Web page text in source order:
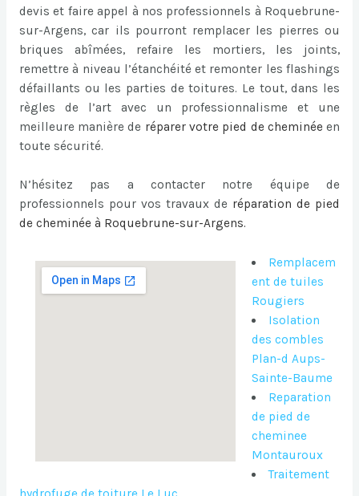
devis et faire appel à nos professionnels à Roquebrune-
sur-Argens, car ils pourront remplacer les pierres ou
briques abîmées, refaire les mortiers, les joints,
remettre à niveau l’étanchéité et remonter les flashings
défaillants ou les parties de toitures. Le tout, dans les
règles de l’art avec un professionnalisme et une
meilleure manière de réparer votre pied de cheminéeen
toute sécurité.
N’hésitez pas a contacter notre équipe de
professionnels pour vos travaux de réparation de pied
de cheminée à Roquebrune-sur-Argens.
Remplacem
ent de tuiles
Rougiers
Isolation
des combles
Plan-d Aups-
Sainte-Baume
Reparation
de pied de
cheminee
Montauroux
Traitement